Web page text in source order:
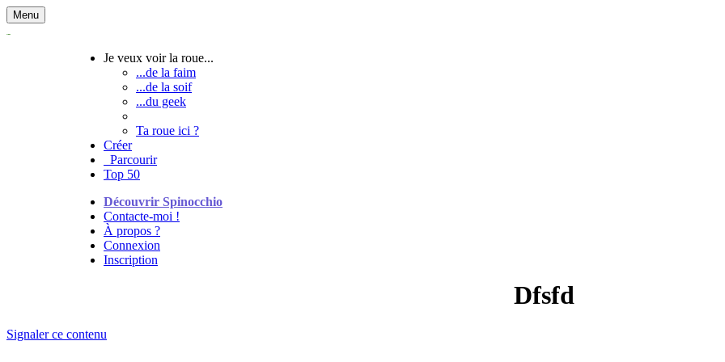
Menu
Je veux voir la roue...
...de la faim
...de la soif
...du geek
Ta roue ici ?
Créer
Parcourir
Top 50
Découvrir Spinocchio
Contacte-moi !
À propos ?
Connexion
Inscription
Dfsfd
Signaler ce contenu